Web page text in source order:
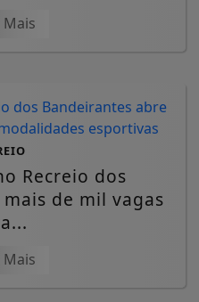
Mais
Recreio dos
de mil vagas
Mais